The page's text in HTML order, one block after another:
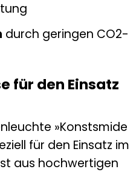
durch geringen CO2-
für den Einsatz
»Konstsmide
für den Einsatz im
aus hochwertigen